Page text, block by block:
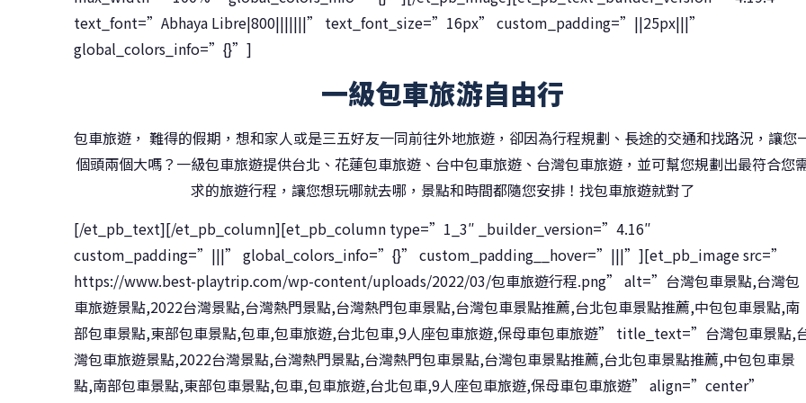
text_font=”Abhaya Libre|800|||||||” text_font_size=”16px” custom_padding=”||25px|||”
global_colors_info=”{}”]
一級包車旅游自由行
包車旅遊， 難得的假期，想和家人或是三五好友一同前往外地旅遊，卻因為行程規劃、長途的交通和找路況，讓您
個頭兩個大嗎？一級包車旅遊提供台北、花蓮包車旅遊、台中包車旅遊、台灣包車旅遊，並可幫您規劃出最符合您
求的旅遊行程，讓您想玩哪就去哪，景點和時間都隨您安排！找包車旅遊就對了
[/et_pb_text][/et_pb_column][et_pb_column type=”1_3″ _builder_version=”4.16″
custom_padding=”|||” global_colors_info=”{}” custom_padding__hover=”|||”][et_pb_image src=”
https://www.best-playtrip.com/wp-content/uploads/2022/03/包車旅遊行程.png” alt=”台灣包車景點,台灣包
車旅遊景點,2022台灣景點,台灣熱門景點,台灣熱門包車景點,台灣包車景點推薦,台北包車景點推薦,中包包車景點,南
部包車景點,東部包車景點,包車,包車旅遊,台北包車,9人座包車旅遊,保母車包車旅遊” title_text=”台灣包車景點,
灣包車旅遊景點,2022台灣景點,台灣熱門景點,台灣熱門包車景點,台灣包車景點推薦,台北包車景點推薦,中包包車景
點,南部包車景點,東部包車景點,包車,包車旅遊,台北包車,9人座包車旅遊,保母車包車旅遊” align=”center”